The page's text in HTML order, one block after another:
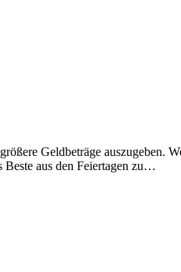
Geldbeträge auszugeben.
Beste aus den Feiertagen zu…